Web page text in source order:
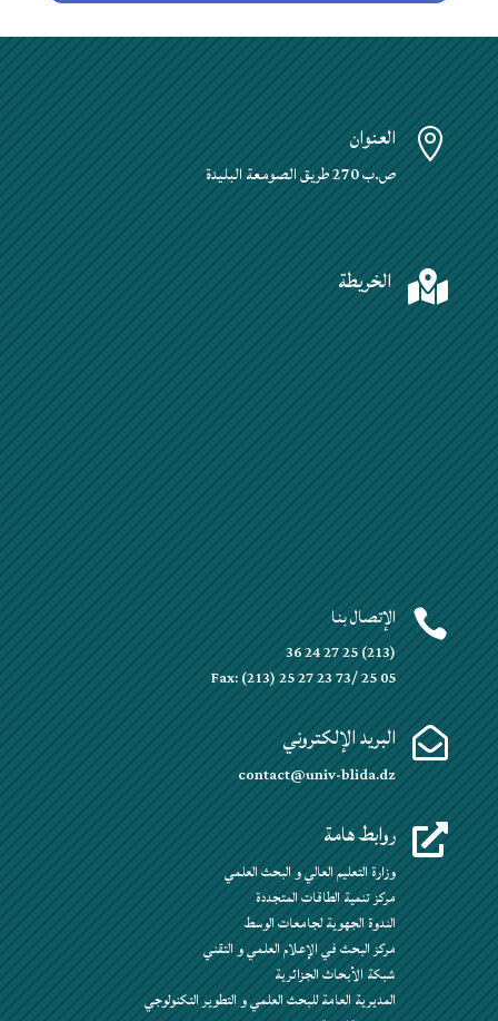
 العنوان
ص.ب 270 طريق الصومعة البليدة
 الخريطة
 الإتصال بنا
(213) 25 27 24 36
Fax: (213) 25 27 23 73/ 25 05
 البريد الإلكتروني
contact@univ-blida.dz
 روابط هامة
وزارة التعليم العالي و البحث العلمي
مركز تنمية الطاقات المتجددة
الندوة الجهوية لجامعات الوسط
مركز البحث في الإعلام العلمي و التقني
شبكة الأبحاث الجزائرية
المديرية العامة للبحث العلمي و التطوير التكنولوجي